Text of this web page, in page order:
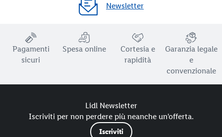
Newsletter
Pagamenti
sicuri
Spesa online
Cortesia e
rapidità
Garanzia legale
e
convenzionale
Lidl Newsletter
Iscriviti per non perdere più neanche un'offerta.
Iscriviti